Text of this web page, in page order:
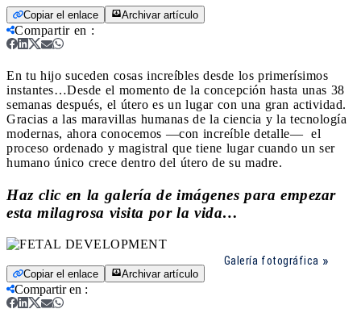
Copiar el enlace Archivar artículo
Compartir en :
En tu hijo suceden cosas increíbles desde los primerísimos
instantes…Desde el momento de la concepción hasta unas 38
semanas después, el útero es un lugar con una gran actividad.
Gracias a las maravillas humanas de la ciencia y la tecnología
modernas, ahora conocemos —con increíble detalle— el
proceso ordenado y magistral que tiene lugar cuando un ser
humano único crece dentro del útero de su madre.
Haz clic en la galería de imágenes para empezar
esta milagrosa visita por la vida…
Galería fotográfica
Copiar el enlace Archivar artículo
Compartir en :